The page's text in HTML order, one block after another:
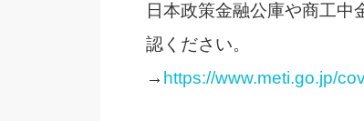
日本政策金融公庫や商工
認ください。
→ https://www.meti.go.jp/